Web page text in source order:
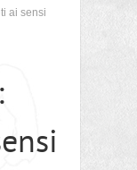
ai sensi